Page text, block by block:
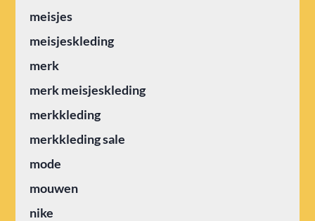
meisjes
meisjeskleding
merk
merk meisjeskleding
merkkleding
merkkleding sale
mode
mouwen
nike